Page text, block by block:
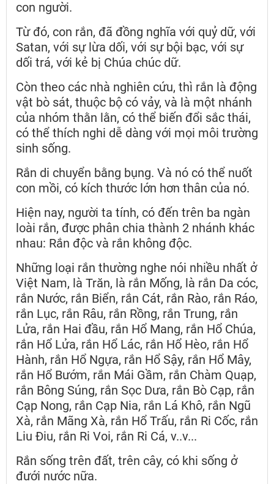
con người.
Từ đó, con rắn, đã đồng nghĩa với quỷ dữ, với
Satan, với sự lừa dối, với sự bội bạc, với sự
dối trá, với kẻ bị Chúa chúc dữ.
Còn theo các nhà nghiên cứu, thì rắn là động
vật bò sát, thuộc bộ có vảy, và là một nhánh
của nhóm thằn lằn, có thể biến đổi sắc thái,
có thể thích nghi dễ dàng với mọi môi trường
sinh sống.
Rắn di chuyển bằng bụng. Và nó có thể nuốt
con mồi, có kích thước lớn hơn thân của nó.
Hiện nay, người ta tính, có đến trên ba ngàn
loài rắn, được phân chia thành 2 nhánh khác
nhau: Rắn độc và rắn không độc.
Những loại rắn thường nghe nói nhiều nhất ở
Việt Nam, là Trăn, là rắn Mống, là rắn Da cóc,
rắn Nước, rắn Biển, rắn Cát, rắn Rào, rắn Ráo,
rắn Lục, rắn Râu, rắn Rồng, rắn Trung, rắn
Lửa, rắn Hai đầu, rắn Hổ Mang, rắn Hổ Chúa,
rắn Hổ Lửa, rắn Hổ Lác, rắn Hổ Hèo, rắn Hổ
Hành, rắn Hổ Ngựa, rắn Hổ Sậy, rắn Hổ Mây,
rắn Hổ Bướm, rắn Mái Gầm, rắn Chàm Quạp,
rắn Bông Súng, rắn Sọc Dưa, rắn Bò Cạp, rắn
Cạp Nong, rắn Cạp Nia, rắn Lá Khô, rắn Ngũ
Xà, rắn Mãng Xà, rắn Hổ Trấu, rắn Ri Cốc, rắn
Liu Điu, rắn Ri Voi, rắn Ri Cá, v..v...
Rắn sống trên đất, trên cây, có khi sống ở
đưới nước nữa.